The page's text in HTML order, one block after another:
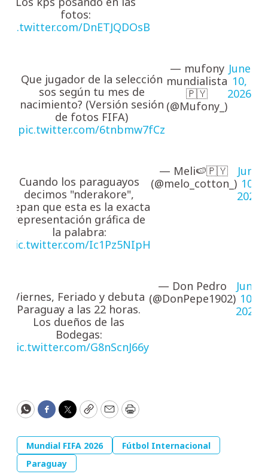
fotos:
pic.twitter.com/DnETJQDOsB
Que jugador de la selección
sos según tu mes de
nacimiento? (Versión sesión
de fotos FIFA)
pic.twitter.com/6tnbmw7fCz
— mufony
mundialista
🇵🇾
(@Mufony_)
June
10,
2026
Cuando los paraguayos
decimos "nderakore",
sepan que esta es la exacta
representación gráfica de
la palabra:
pic.twitter.com/Ic1Pz5NIpH
— Meli🍉🇵🇾
(@melo_cotton_)
June
10,
2026
Viernes, Feriado y debuta
Paraguay a las 22 horas.
Los dueños de las
Bodegas:
pic.twitter.com/G8nScnJ66y
— Don Pedro
(@DonPepe1902)
June
10,
2026
WhatsApp
Facebook
Twitter
CopyEmailPrint
Mundial FIFA 2026
Fútbol Internacional
Paraguay